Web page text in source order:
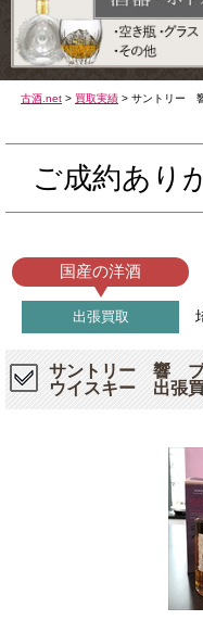
古酒.net > 買取実績 > サントリー
ご成約あり
国産の洋酒
出張買取
サントリー 響
ウイスキー 出張買